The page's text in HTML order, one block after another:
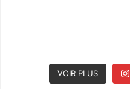
VOIR PLUS